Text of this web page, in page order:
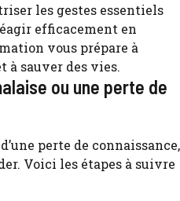
ou une perte de
perte de connaissance,
Voici les étapes à suivre